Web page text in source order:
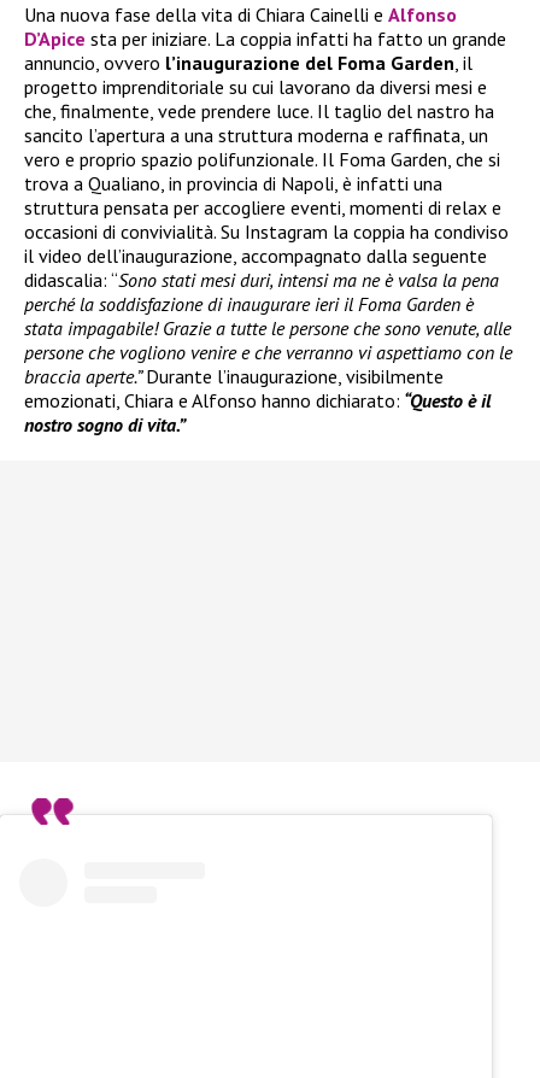
Una nuova fase della vita di Chiara Cainelli e Alfonso
D’Apice sta per iniziare. La coppia infatti ha fatto un grande
annuncio, ovvero l’inaugurazione del Foma Garden , il
progetto imprenditoriale su cui lavorano da diversi mesi e
che, finalmente, vede prendere luce. Il taglio del nastro ha
sancito l’apertura a una struttura moderna e raffinata, un
vero e proprio spazio polifunzionale. Il Foma Garden, che si
trova a Qualiano, in provincia di Napoli, è infatti una
struttura pensata per accogliere eventi, momenti di relax e
occasioni di convivialità. Su Instagram la coppia ha condiviso
il video dell’inaugurazione, accompagnato dalla seguente
didascalia: “Sono stati mesi duri, intensi ma ne è valsa la pena
perché la soddisfazione di inaugurare ieri il Foma Garden è
stata impagabile! Grazie a tutte le persone che sono venute, alle
persone che vogliono venire e che verranno vi aspettiamo con le
braccia aperte.”Durante l’inaugurazione, visibilmente
emozionati, Chiara e Alfonso hanno dichiarato: “Questo è il
nostro sogno di vita.”